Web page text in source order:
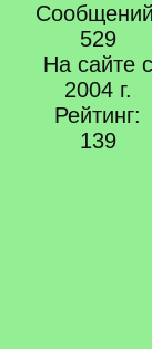
529
На сайте с
2004 г.
Рейтинг:
139